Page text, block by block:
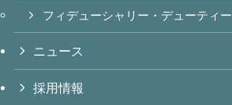
フィデューシャリー・デューティー
ニュース
採用情報